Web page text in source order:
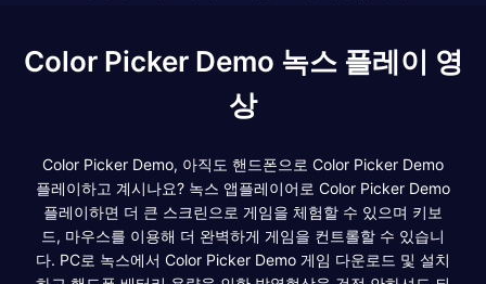
Color Picker Demo 녹스 플레이 영
상
Color Picker Demo, 아직도 핸드폰으로 Color Picker Demo
플레이하고 계시나요? 녹스 앱플레이어로 Color Picker Demo
플레이하면 더 큰 스크린으로 게임을 체험할 수 있으며 키보
드, 마우스를 이용해 더 완벽하게 게임을 컨트롤할 수 있습니
다. PC로 녹스에서 Color Picker Demo 게임 다운로드 및 설치